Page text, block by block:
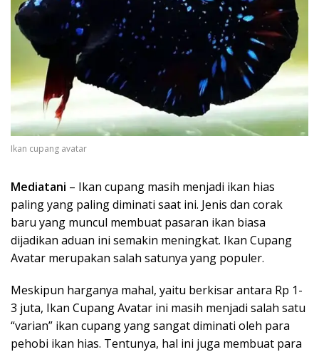
Ikan cupang avatar
Mediatani – Ikan cupang masih menjadi ikan hias
paling yang paling diminati saat ini. Jenis dan corak
baru yang muncul membuat pasaran ikan biasa
dijadikan aduan ini semakin meningkat. Ikan Cupang
Avatar merupakan salah satunya yang populer.
Meskipun harganya mahal, yaitu berkisar antara Rp 1-
3 juta, Ikan Cupang Avatar ini masih menjadi salah satu
“varian” ikan cupang yang sangat diminati oleh para
pehobi ikan hias. Tentunya, hal ini juga membuat para